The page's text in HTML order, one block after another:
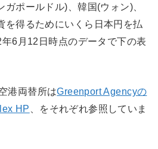
ガポールドル)、韓国(ウォン)、
を得るためにいくら日本円を払
6月12日時点のデータで下の表
港両替所はGreenport Agencyの
HP 、をそれぞれ参照していま